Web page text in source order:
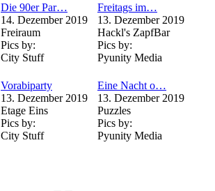
Die 90er Par…
14. Dezember 2019
Freiraum
Pics by:
City Stuff
Freitags im…
13. Dezember 2019
Hackl's ZapfBar
Pics by:
Pyunity Media
Vorabiparty
13. Dezember 2019
Etage Eins
Pics by:
City Stuff
Eine Nacht o…
13. Dezember 2019
Puzzles
Pics by:
Pyunity Media